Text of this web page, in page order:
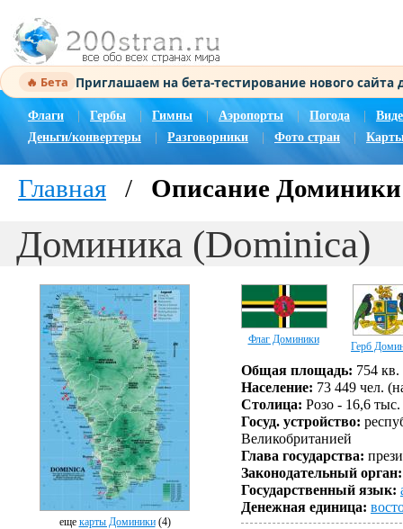
🔥 Бета Приглашаем на бета-тестирование нового
Флаги Гербы Гимны | Аэропорты Погода |
Деньги/конвертеры
Разговорники Фото стран
Главная / Описание Доминики
Доминика (Dominica)
еще карты Доминики(4)
Флаг Доминики
Герб
Общая площадь: 754
Население: 73 449 чел.
Столица: Розо - 16,6 тыс.
Госуд. устройство:
Великобританией
Глава государства:
Законодательный орган:
Государственный язык:
Денежная единица: